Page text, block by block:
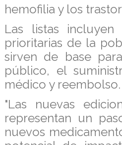
hemofilia y los
Las listas incluyen
prioritarias de la
sirven de base
público, el
médico y reembolso.
"Las nuevas
representan un
nuevos